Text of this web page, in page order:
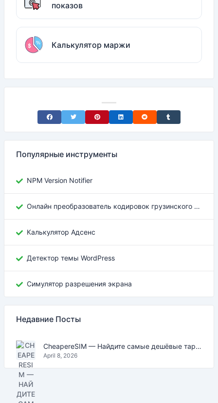
показов
Калькулятор маржи
Share on Facebook
Share on TwitterShare on Pinterest
Share on LinkedIn
Share on RedditShare on Tumblr
Популярные инструменты
NPM Version Notifier
Онлайн преобразователь кодировок грузинского текста
Калькулятор Адсенс
Детектор темы WordPress
Симулятор разрешения экрана
Недавние Посты
CheapereSIM — Найдите самые дешёвые тарифы eSIM для путешествий в 2026
April 8, 2026